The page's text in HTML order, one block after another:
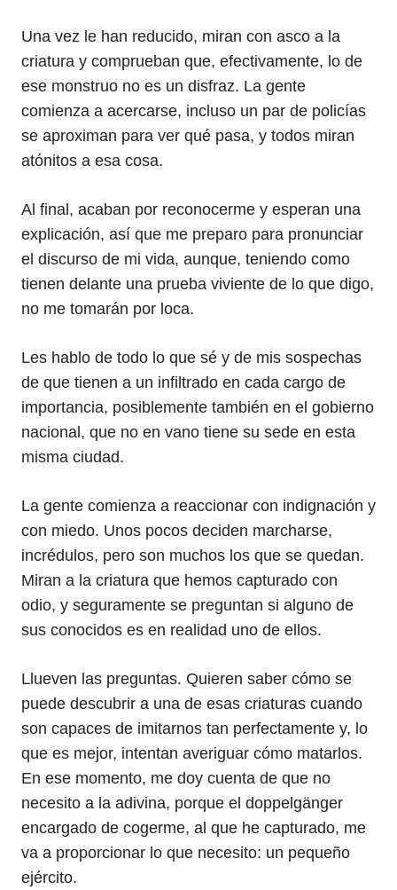
Una vez le han reducido, miran con asco a la
criatura y comprueban que, efectivamente, lo de
ese monstruo no es un disfraz. La gente
comienza a acercarse, incluso un par de policías
se aproximan para ver qué pasa, y todos miran
atónitos a esa cosa.
Al final, acaban por reconocerme y esperan una
explicación, así que me preparo para pronunciar
el discurso de mi vida, aunque, teniendo como
tienen delante una prueba viviente de lo que digo,
no me tomarán por loca.
Les hablo de todo lo que sé y de mis sospechas
de que tienen a un infiltrado en cada cargo de
importancia, posiblemente también en el gobierno
nacional, que no en vano tiene su sede en esta
misma ciudad.
La gente comienza a reaccionar con indignación y
con miedo. Unos pocos deciden marcharse,
incrédulos, pero son muchos los que se quedan.
Miran a la criatura que hemos capturado con
odio, y seguramente se preguntan si alguno de
sus conocidos es en realidad uno de ellos.
Llueven las preguntas. Quieren saber cómo se
puede descubrir a una de esas criaturas cuando
son capaces de imitarnos tan perfectamente y, lo
que es mejor, intentan averiguar cómo matarlos.
En ese momento, me doy cuenta de que no
necesito a la adivina, porque el doppelgänger
encargado de cogerme, al que he capturado, me
va a proporcionar lo que necesito: un pequeño
ejército.